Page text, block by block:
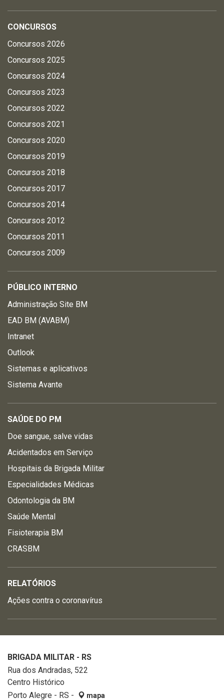
CONCURSOS
Concursos 2026
Concursos 2025
Concursos 2024
Concursos 2023
Concursos 2022
Concursos 2021
Concursos 2020
Concursos 2019
Concursos 2018
Concursos 2017
Concursos 2014
Concursos 2012
Concursos 2011
Concursos 2009
PÚBLICO INTERNO
Administração Site BM
EAD BM (AVABM)
Intranet
Outlook
Sistemas e aplicativos
Sistema Avante
SAÚDE DO PM
Doe sangue, salve vidas
Acidentados em Serviço
Hospitais da Brigada Militar
Especialidades Médicas
Odontologia da BM
Saúde Mental
Fisioterapia BM
CRASBM
RELATÓRIOS
Ações contra o coronavírus
BRIGADA MILITAR - RS
Rua dos Andradas, 522
Centro Histórico
Porto Alegre - RS -
mapa